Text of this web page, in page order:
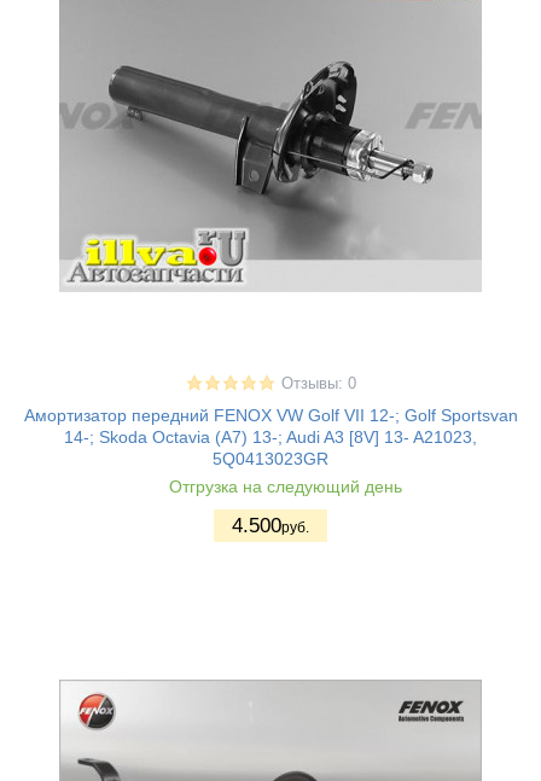
Отзывы: 0
Амортизатор передний FENOX VW Golf VII 12-; Golf Sportsvan
14-; Skoda Octavia (A7) 13-; Audi A3 [8V] 13- A21023,
5Q0413023GR
Отгрузка на следующий день
4.500руб.